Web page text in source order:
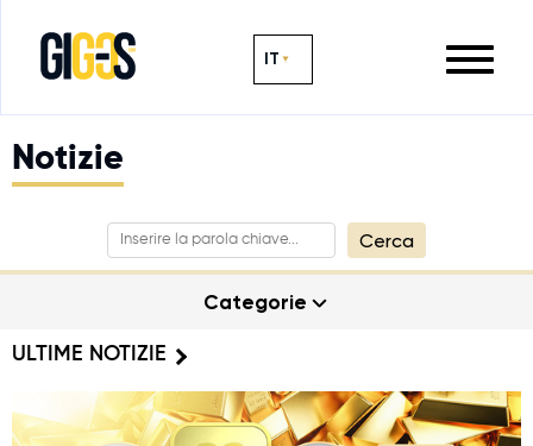
IT
Notizie
Categorie
Cerca
ULTIME NOTIZIE